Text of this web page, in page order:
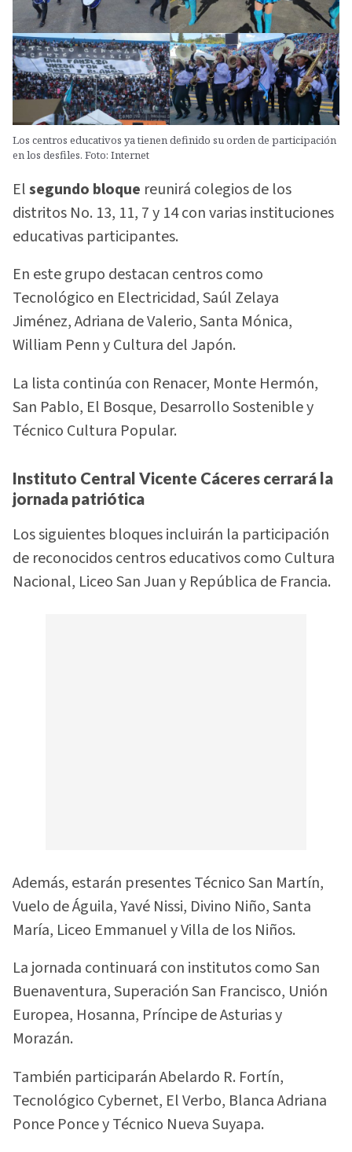
Los centros educativos ya tienen definido su orden de participación
en los desfiles. Foto: Internet
Elsegundo bloque reunirá colegios de los
distritos No. 13, 11, 7 y 14 con varias instituciones
educativas participantes.
En este grupo destacan centros como
Tecnológico en Electricidad, Saúl Zelaya
Jiménez, Adriana de Valerio, Santa Mónica,
William Penn y Cultura del Japón.
La lista continúa con Renacer, Monte Hermón,
San Pablo, El Bosque, Desarrollo Sostenible y
Técnico Cultura Popular.
Instituto Central Vicente Cáceres cerrará la
jornada patriótica
Los siguientes bloques incluirán la participación
de reconocidos centros educativos como Cultura
Nacional, Liceo San Juan y República de Francia.
Además, estarán presentes Técnico San Martín,
Vuelo de Águila, Yavé Nissi, Divino Niño, Santa
María, Liceo Emmanuel y Villa de los Niños.
La jornada continuará con institutos como San
Buenaventura, Superación San Francisco, Unión
Europea, Hosanna, Príncipe de Asturias y
Morazán.
También participarán Abelardo R. Fortín,
Tecnológico Cybernet, El Verbo, Blanca Adriana
Ponce Ponce y Técnico Nueva Suyapa.